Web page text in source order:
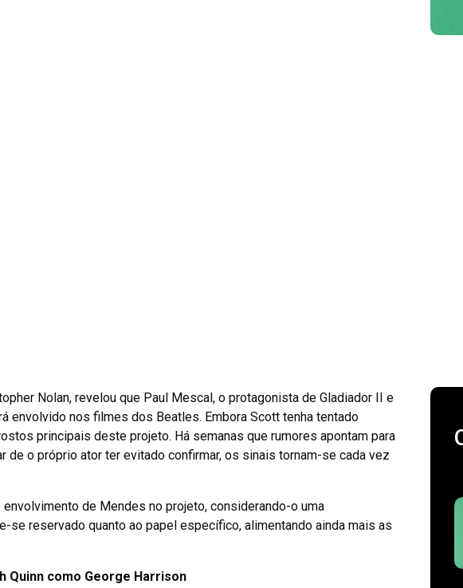
Nolan, revelou que Paul Mescal, o protagonista de Gladiador II e
envolvido nos filmes dos Beatles. Embora Scott tenha tentado
principais deste projeto. Há semanas que rumores apontam para
de o próprio ator ter evitado confirmar, os sinais tornam-se cada vez
de Mendes no projeto, considerando-o uma
se reservado quanto ao papel específico, alimentando ainda mais as
Quinn como George Harrison